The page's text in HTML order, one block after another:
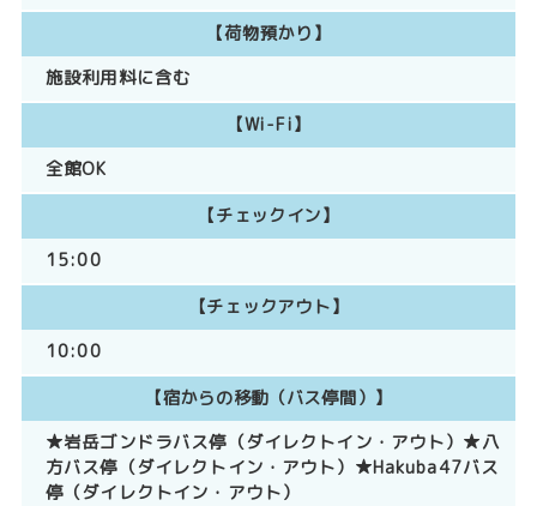
【荷物預かり】
施設利用料に含む
【Wi-Fi】
全館OK
【チェックイン】
15:00
【チェックアウト】
10:00
【宿からの移動（バス停間）】
★岩岳ゴンドラバス停（ダイレクトイン・アウト）★八
方バス停（ダイレクトイン・アウト）★Hakuba47バス
停（ダイレクトイン・アウト）